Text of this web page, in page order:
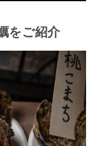
をご紹介